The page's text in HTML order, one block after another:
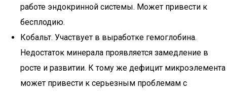
работе эндокринной системы. Может привести к
бесплодию.
Кобальт. Участвует в выработке гемоглобина.
Недостаток минерала проявляется замедление в
росте и развитии. К тому же дефицит микроэлемента
может привести к серьезным проблемам с